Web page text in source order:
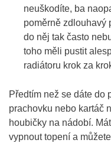
neuškodíte, ba
poměrně zdlouhavý
do něj tak často
toho měli pustit
radiátoru krok za
Předtím než se dáte do
prachovku nebo kartáč
houbičky na nádobí.
vypnout topení a